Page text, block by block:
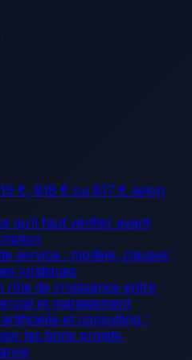
€, 818 € ou 817 € selon
qu’il faut vérifier avant
service : modèle, clauses
juridiques
rôle de croissance entre
et management
et consulting :
les bons projets,